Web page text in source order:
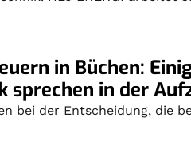
in Büchen:
in der
bei der Entscheidung, die